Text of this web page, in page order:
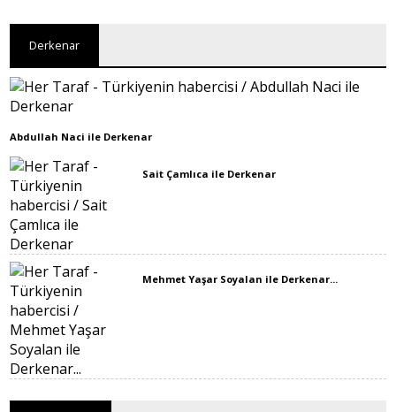
Derkenar
Abdullah Naci ile Derkenar
Sait Çamlıca ile Derkenar
Mehmet Yaşar Soyalan ile Derkenar...